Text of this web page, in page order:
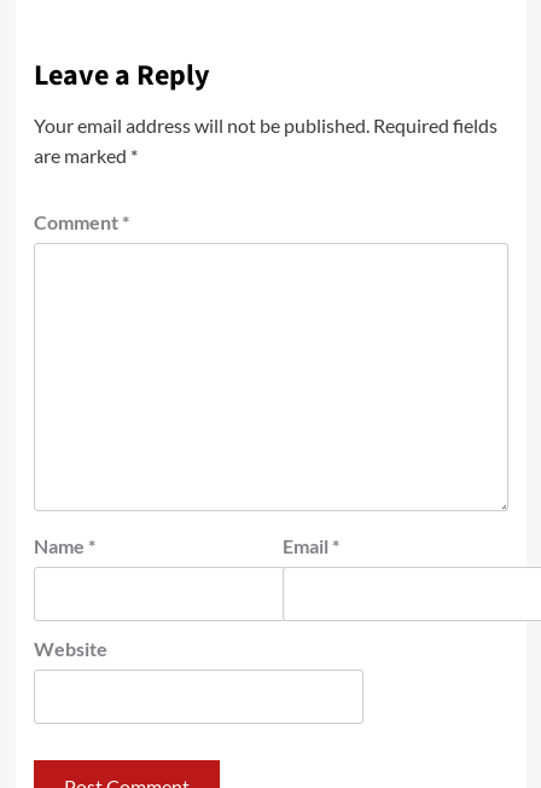
Leave a Reply
Your email address will not be published. Required fields
are marked *
Comment *
Name * Email *
Website